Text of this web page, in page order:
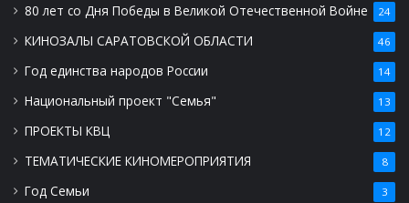
80 лет со Дня Победы в Великой Отечественной Войне 24
КИНОЗАЛЫ САРАТОВСКОЙ ОБЛАСТИ 46
Год единства народов России 14
Национальный проект "Семья" 13
ПРОЕКТЫ КВЦ 12
ТЕМАТИЧЕСКИЕ КИНОМЕРОПРИЯТИЯ 8
Год Семьи 3